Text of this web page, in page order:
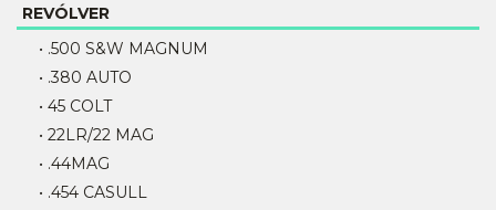
REVÓLVER
• .500 S&W MAGNUM
• .380 AUTO
• 45 COLT
• 22LR/22 MAG
• .44MAG
• .454 CASULL